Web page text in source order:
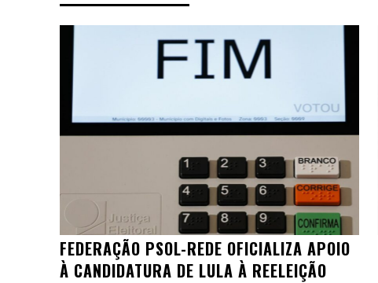
FEDERAÇÃO PSOL-REDE OFICIALIZA APOIO
À CANDIDATURA DE LULA À REELEIÇÃO